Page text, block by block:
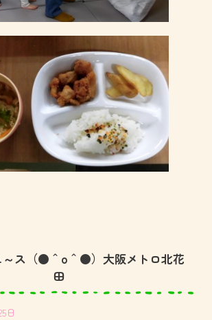
ス（●＾o＾●）大阪メトロ北花
田
日